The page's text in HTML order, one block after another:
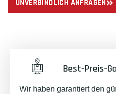
UNVERBINDLICH ANFRAGEN
Best-Preis-
Wir haben garantiert den